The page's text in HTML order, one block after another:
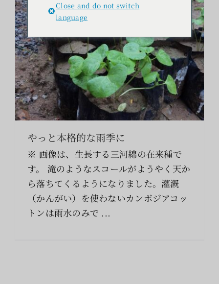
検
索
…
やっと本格的な雨季に
※ 画像は、生長する三河綿の在来種で
す。 滝のようなスコールがようやく天か
ら落ちてくるようになりました。灌漑
（かんがい）を使わないカンボジアコッ
トンは雨水のみで ...
Close and do not switch
language